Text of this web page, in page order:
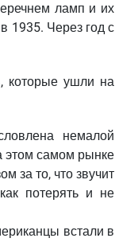
ламп и их
1935. Через год с
которые ушли на
немалой
этом самом рынке
за то, что звучит
потерять и не
встали в